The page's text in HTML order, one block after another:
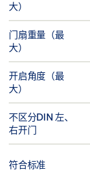
大）
门扇重量（最
大）
开启角度（最
大）
不区分DIN 左、
右开门
符合标准